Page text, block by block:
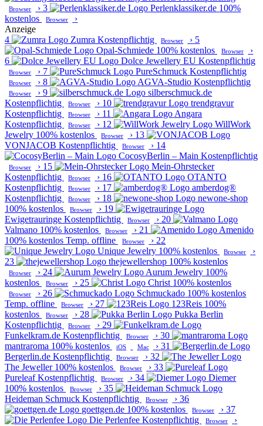
Browser › 3 Perlenklassiker.de 100%
kostenlos
Browser
›
Anzeige
4
Zumra Kostenpflichtig Browser › 5
Opal-Schmiede 100% kostenlos Browser
›
6
Dolce Jewellery EU Kostenpflichtig
Browser › 7 PureSchmuck Kostenpflichtig
Browser › 8 AGVA-Studio Kostenpflichtig
Browser › 9
silberschmuck.de
Kostenpflichtig
Browser › 10
trendgravur
Kostenpflichtig
Browser › 11
Angara
Kostenpflichtig
Browser › 12
WillWork
Jewelry 100% kostenlos Browser › 13
VONJACOB Kostenpflichtig Browser › 14
CocosyBerlin – Main Kostenpflichtig
Browser › 15
Mein-Ohrstecker
Kostenpflichtig
Browser › 16
OTANTO
Kostenpflichtig
Browser › 17
amberdog®
Kostenpflichtig
Browser › 18
newone-shop
100% kostenlos
Browser › 19
Ewigetrauringe Kostenpflichtig Browser › 20
Valmano 100% kostenlos Browser › 21
Amenido
100% kostenlos Temp. offline Browser › 22
Unique Jewelry 100% kostenlos Browser
›
23
thejewellershop 100% kostenlos
Browser › 24 Aurum Jewelry 100%
kostenlos
Browser › 25 Christ 100% kostenlos
Browser › 26 Schmuckado 100% kostenlos
Temp. offline
Browser › 27 123Reis 100%
kostenlos
Browser › 28
Pukka Berlin
Kostenpflichtig
Browser › 29
Funkelkram.de Kostenpflichtig Browser › 30
mantraroma 100% kostenlos iOS Mac › 31
Bergerlin.de Kostenpflichtig Browser › 32
The Jeweller 100% kostenlos Browser › 33
Pureleaf Kostenpflichtig Browser › 34
Diemer
100% kostenlos
Browser › 35
Heideman Schmuck Kostenpflichtig Browser › 36
goettgen.de 100% kostenlos Browser › 37
Die Perlenfee Kostenpflichtig Browser ›